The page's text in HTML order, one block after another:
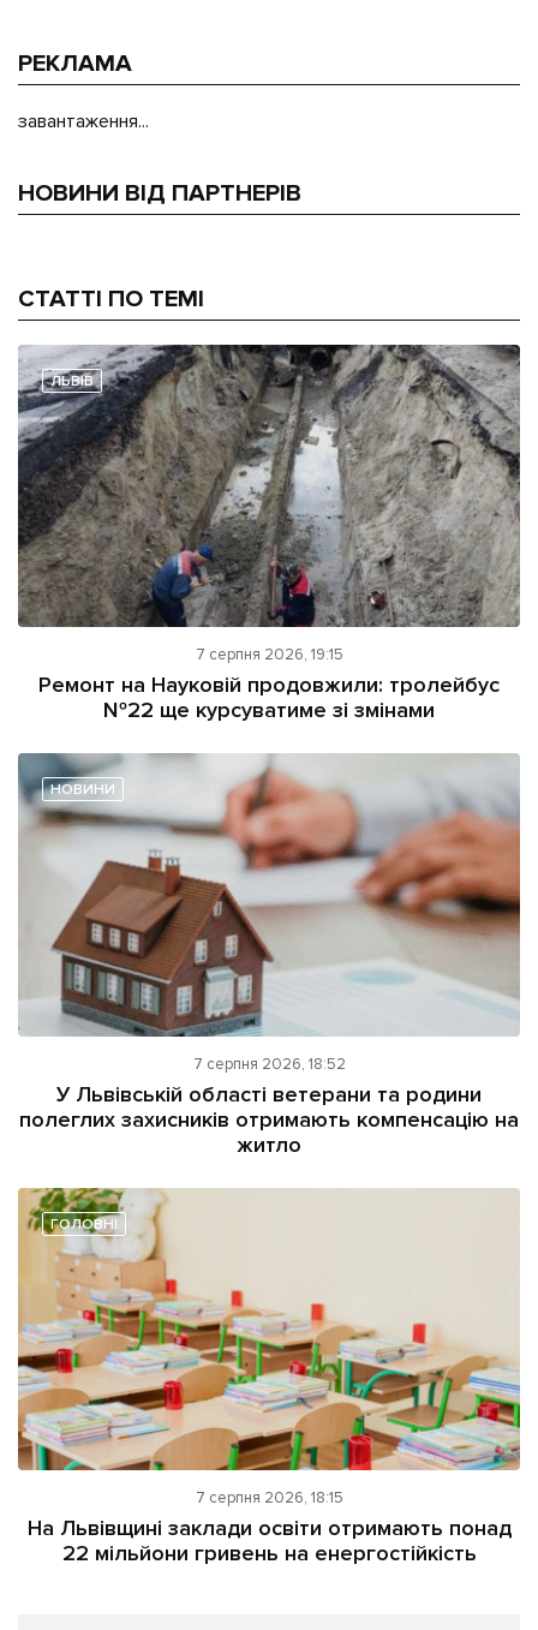
РЕКЛАМА
завантаження...
НОВИНИ ВІД ПАРТНЕРІВ
СТАТТІ ПО ТЕМІ
ЛЬВІВ
7 серпня 2026, 19:15
Ремонт на Науковій продовжили: тролейбус
№22 ще курсуватиме зі змінами
НОВИНИ
7 серпня 2026, 18:52
У Львівській області ветерани та родини
полеглих захисників отримають компенсацію на
житло
ГОЛОВНІ
7 серпня 2026, 18:15
На Львівщині заклади освіти отримають понад
22 мільйони гривень на енергостійкість